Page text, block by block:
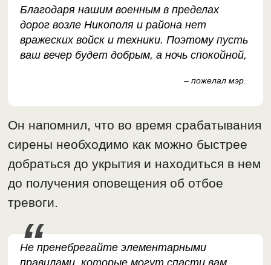
Благодаря нашим военным в пределах
дорог возле Никополя и района нет
вражеских войск и техники. Поэтому пусть
ваш вечер будет добрым, а ночь спокойной,
– пожелал мэр.
Он напомнил, что во время срабатывания
сирены необходимо как можно быстрее
добраться до укрытия и находиться в нем
до получения оповещения об отбое
тревоги.
Не пренебрегайте элементарными